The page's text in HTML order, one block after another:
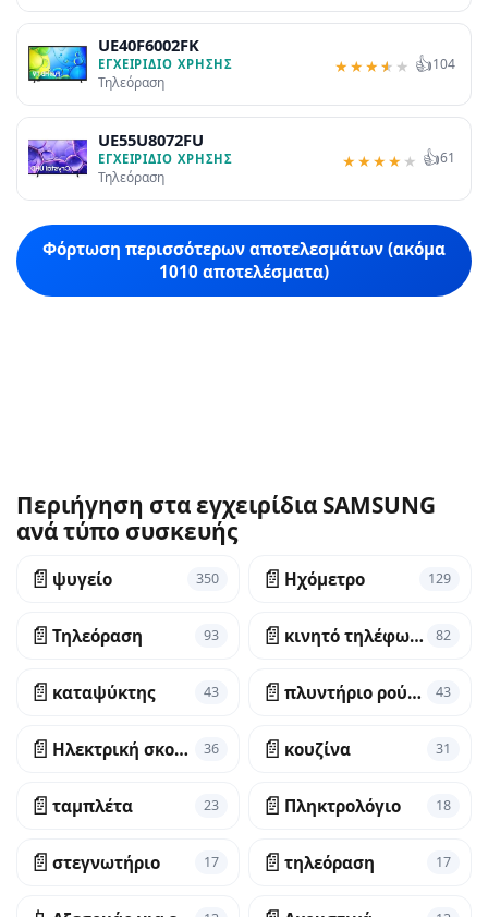
UE40F6002FK
ΕΓΧΕΙΡΊΔΙΟ ΧΡΉΣΗΣ
Τηλεόραση
★★★★ ★ 👍104
UE55U8072FU
ΕΓΧΕΙΡΊΔΙΟ ΧΡΉΣΗΣ
Τηλεόραση
★★★★ ★ 👍61
Φόρτωση περισσότερων αποτελεσμάτων (ακόμα
1010 αποτελέσματα)
Περιήγηση στα εγχειρίδια SAMSUNG
ανά τύπο συσκευής
📄 ψυγείο 350 📄 Ηχόμετρο 129
📄 Τηλεόραση 93 📄 κινητό τηλέφωνο 82
📄 καταψύκτης 43 📄 πλυντήριο ρούχων 43
📄 Ηλεκτρική σκούπα 36 📄 κουζίνα 31
📄 ταμπλέτα 23 📄 Πληκτρολόγιο 18
📄 στεγνωτήριο 17 📄 τηλεόραση 17